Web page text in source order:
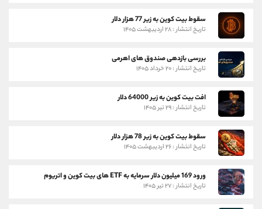
سقوط بیت کوین به زیر 77 هزار دلار
تاریخ انتشار : ۲۸ اردیبهشت ۱۴۰۵
بررسی بازدهی صندوق های اهرمی
تاریخ انتشار : ۲۰ خرداد ۱۴۰۵
افت بیت کوین به زیر 64000 دلار
تاریخ انتشار : ۲۹ تیر ۱۴۰۵
سقوط بیت کوین به زیر 78 هزار دلار
تاریخ انتشار : ۲۶ اردیبهشت ۱۴۰۵
ورود 169 میلیون دلار سرمایه به ETF های بیت کوین و اتریوم
تاریخ انتشار : ۲۷ تیر ۱۴۰۵